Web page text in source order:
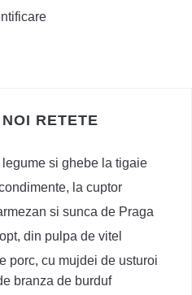
RETETE
si ghebe la tigaie
la cuptor
si sunca de Praga
din pulpa de vitel
porc, cu mujdei de usturoi
branza de burduf